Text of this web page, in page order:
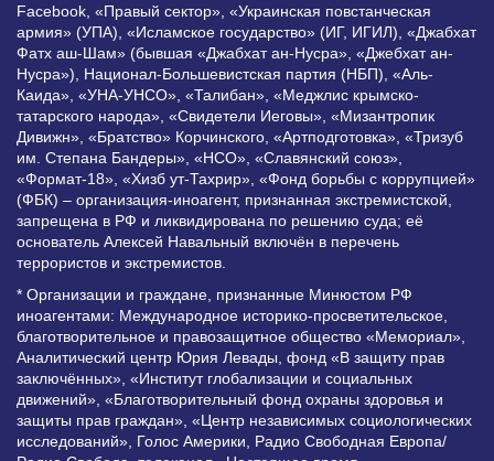
Facebook, «Правый сектор», «Украинская повстанческая
армия» (УПА), «Исламское государство» (ИГ, ИГИЛ), «Джабхат
Фатх аш-Шам» (бывшая «Джабхат ан-Нусра», «Джебхат ан-
Нусра»), Национал-Большевистская партия (НБП), «Аль-
Каида», «УНА-УНСО», «Талибан», «Меджлис крымско-
татарского народа», «Свидетели Иеговы», «Мизантропик
Дивижн», «Братство» Корчинского, «Артподготовка», «Тризуб
им. Степана Бандеры», «НСО», «Славянский союз»,
«Формат-18», «Хизб ут-Тахрир», «Фонд борьбы с коррупцией»
(ФБК) – организация-иноагент, признанная экстремистской,
запрещена в РФ и ликвидирована по решению суда; её
основатель Алексей Навальный включён в перечень
террористов и экстремистов.
* Организации и граждане, признанные Минюстом РФ
иноагентами: Международное историко-просветительское,
благотворительное и правозащитное общество «Мемориал»,
Аналитический центр Юрия Левады, фонд «В защиту прав
заключённых», «Институт глобализации и социальных
движений», «Благотворительный фонд охраны здоровья и
защиты прав граждан», «Центр независимых социологических
исследований», Голос Америки, Радио Свободная Европа/